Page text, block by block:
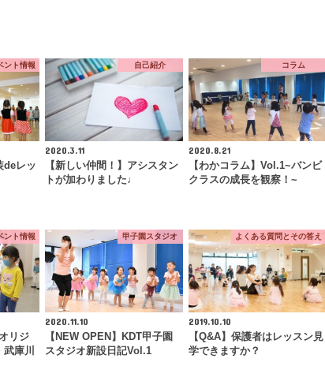
ント情報
deレッ
自己紹介
2020.3.11
【新しい仲間！】アシスタン
トが加わりました♩
コラム
2020.8.21
【わかコラム】Vol.1~バンビ
クラスの成長を観察！~
ント情報
リジ
庫川
甲子園スタジオ
2020.11.10
【NEW OPEN】KDT甲子園
スタジオ新設日記Vol.1
よくある質問とその答え
2019.10.10
【Q&A】保護者はレッスン見
学できますか？